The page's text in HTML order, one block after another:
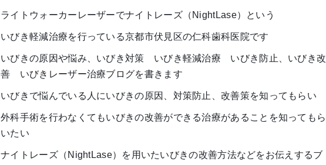
ライトウォーカーレーザーでナイトレーズ（NightLase）という
いびき軽減治療を行っている京都市伏見区の仁科歯科医院です
いびきの原因や悩み、いびき対策 いびき軽減治療 いびき防止、いびき改
善 いびきレーザー治療ブログを書きます
いびきで悩んでいる人にいびきの原因、対策防止、改善策を知ってもらい
外科手術を行わなくてもいびきの改善ができる治療があることを知ってもら
いたい
ナイトレーズ（NightLase）を用いたいびきの改善方法などをお伝えするブ